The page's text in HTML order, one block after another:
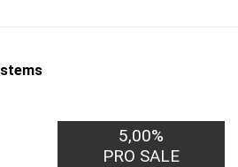
5,00%
PRO SALE